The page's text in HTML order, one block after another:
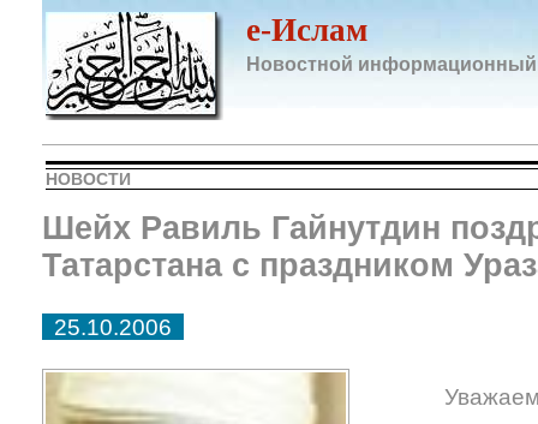
e-Ислам
Новостной информационный
НОВОСТИ
Шейх Равиль Гайнутдин
Татарстана с праздником
25.10.2006